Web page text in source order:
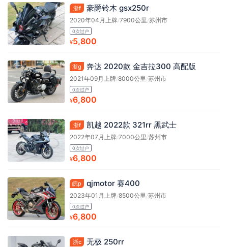
浙f 豪爵铃木 gsx250r
2020年04月上牌/7900公里/苏州市
0次过户
¥5,800
浙g 奔达 2020款 金吉拉300 高配版
2021年09月上牌/8000公里/苏州市
0次过户
¥6,800
浙f 凯越 2022款 321rr 黑武士
2022年07月上牌/7000公里/苏州市
0次过户
¥6,800
皖p qjmotor 赛400
2023年01月上牌/8500公里 /苏州市
0次过户
¥6,800
浙c 无极 250rr